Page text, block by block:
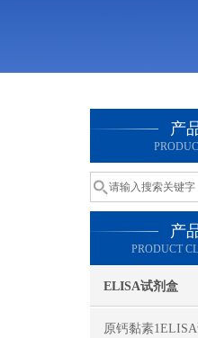
产
产
PRODUCT
ELISA试剂盒
原钙黏素